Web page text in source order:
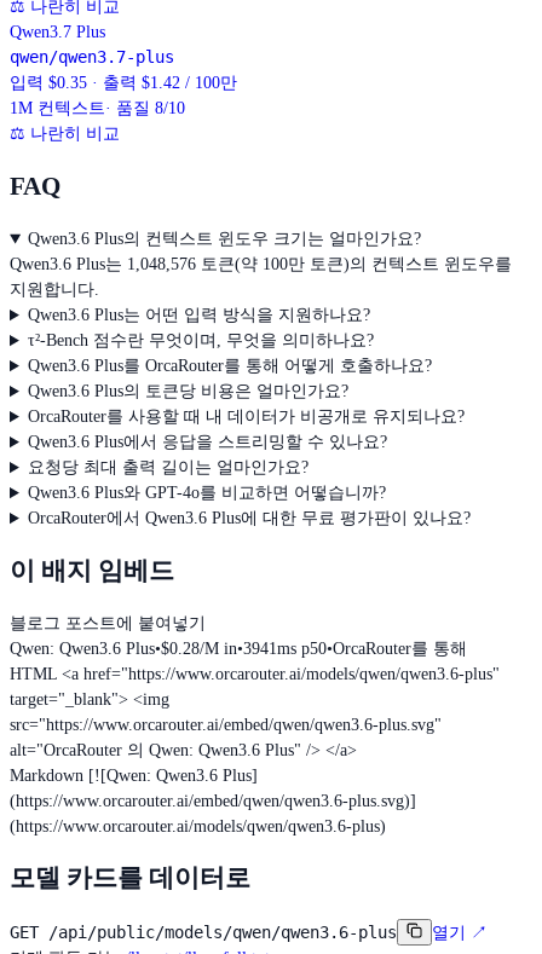
⚖ 나란히 비교
Qwen3.7 Plus
qwen/qwen3.7-plus
입력 $0.35 · 출력 $1.42 / 100만
1M 컨텍스트· 품질 8/10
⚖ 나란히 비교
FAQ
Qwen3.6 Plus의 컨텍스트 윈도우 크기는 얼마인가요?
Qwen3.6 Plus는 1,048,576 토큰(약 100만 토큰)의 컨텍스트 윈도우를
지원합니다.
Qwen3.6 Plus는 어떤 입력 방식을 지원하나요?
τ²-Bench 점수란 무엇이며, 무엇을 의미하나요?
Qwen3.6 Plus를 OrcaRouter를 통해 어떻게 호출하나요?
Qwen3.6 Plus의 토큰당 비용은 얼마인가요?
OrcaRouter를 사용할 때 내 데이터가 비공개로 유지되나요?
Qwen3.6 Plus에서 응답을 스트리밍할 수 있나요?
요청당 최대 출력 길이는 얼마인가요?
Qwen3.6 Plus와 GPT-4o를 비교하면 어떻습니까?
OrcaRouter에서 Qwen3.6 Plus에 대한 무료 평가판이 있나요?
이 배지 임베드
블로그 포스트에 붙여넣기
Qwen: Qwen3.6 Plus•$0.28/M in•3941ms p50•OrcaRouter를 통해
HTML <a href="https://www.orcarouter.ai/models/qwen/qwen3.6-plus"
target="_blank"> <img
src="https://www.orcarouter.ai/embed/qwen/qwen3.6-plus.svg"
alt="OrcaRouter 의 Qwen: Qwen3.6 Plus" /> </a>
Markdown [![Qwen: Qwen3.6 Plus]
(https://www.orcarouter.ai/embed/qwen/qwen3.6-plus.svg)]
(https://www.orcarouter.ai/models/qwen/qwen3.6-plus)
모델 카드를 데이터로
GET /api/public/models/qwen/qwen3.6-plus 열기
↗